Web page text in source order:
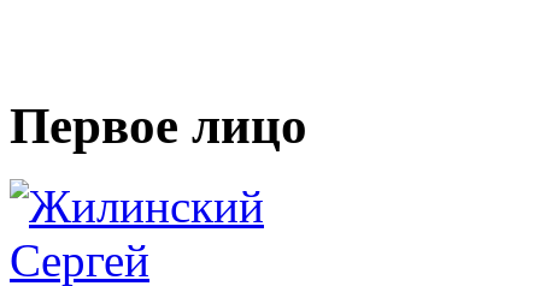
Первое лицо